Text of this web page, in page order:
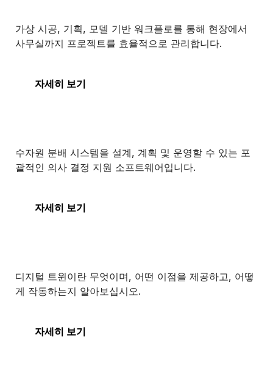
SYNCHRO 4D
가상 시공, 기획, 모델 기반 워크플로를 통해 현장에서
사무실까지 프로젝트를 효율적으로 관리합니다.
자세히 보기
OpenFlows WaterGEMS
수자원 분배 시스템을 설계, 계획 및 운영할 수 있는 포
괄적인 의사 결정 지원 소프트웨어입니다.
자세히 보기
디지털 트윈
디지털 트윈이란 무엇이며, 어떤 이점을 제공하고, 어떻
게 작동하는지 알아보십시오.
자세히 보기